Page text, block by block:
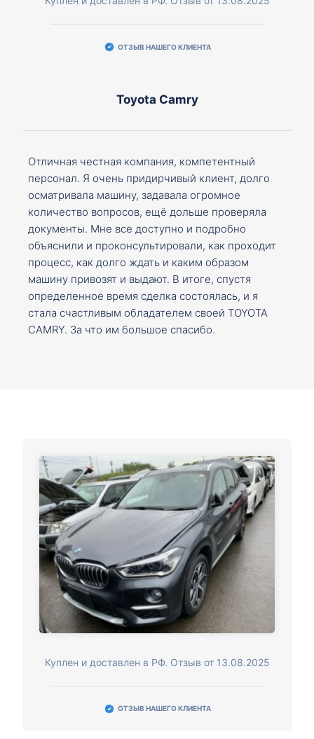
ОТЗЫВ НАШЕГО КЛИЕНТА
Toyota Camry
Отличная честная компания, компетентный
персонал. Я очень придирчивый клиент, долго
осматривала машину, задавала огромное
количество вопросов, ещё дольше проверяла
документы. Мне все доступно и подробно
объяснили и проконсультировали, как проходит
процесс, как долго ждать и каким образом
машину привозят и выдают. В итоге, спустя
определенное время сделка состоялась, и я
стала счастливым обладателем своей TOYOTA
CAMRY. За что им большое спасибо.
Куплен и доставлен в РФ. Отзыв от 13.08.2025
ОТЗЫВ НАШЕГО КЛИЕНТА